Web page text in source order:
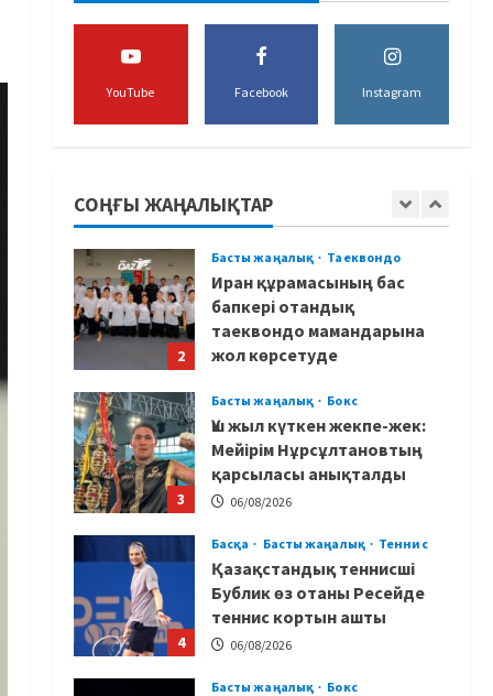
YouTube Facebook Instagram
СОҢҒЫ ЖАҢАЛЫҚТАР
боксшы Төрехан
Сабырханның болашағына
алаңдады
06/08/2026
1 06/08/2026
2
Басты жаңалық Таеквондо
Иран құрамасының бас
бапкері отандық
таеквондо мамандарына
жол көрсетуде
3
Басты жаңалық Бокс
Үш жыл күткен жекпе-жек:
Мейірім Нұрсұлтановтың
қарсыласы анықталды
06/08/2026
4
Басқа Басты жаңалық Теннис
Қазақстандық теннисші
Бублик өз отаны Ресейде
теннис кортын ашты
06/08/2026
Басты жаңалық Бокс